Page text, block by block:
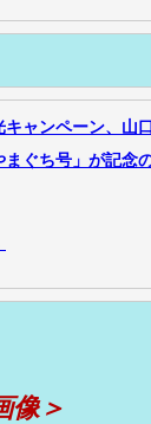
キャンペーン、山
ぐち号」が記念
像＞